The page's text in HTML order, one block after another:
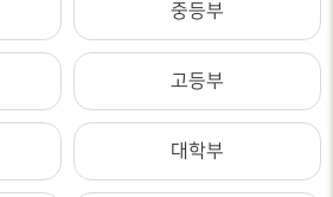
중등부
고등부
대학부